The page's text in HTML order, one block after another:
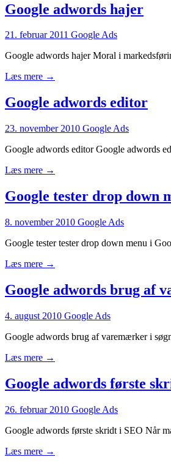
Google adwords hajer
21. februar 2011 Google Ads
Google adwords hajer Moral i
Læs mere →
Google adwords editor
23. november 2010 Google Ads
Google adwords editor Google adwords
Læs mere →
Google tester drop down
8. november 2010 Google Ads
Google tester tester drop down menu i
Læs mere →
Google adwords brug af
4. august 2010 Google Ads
Google adwords brug af varemærker i
Læs mere →
Google adwords første
26. februar 2010 Google Ads
Google adwords første skridt i SEO Når
Læs mere →